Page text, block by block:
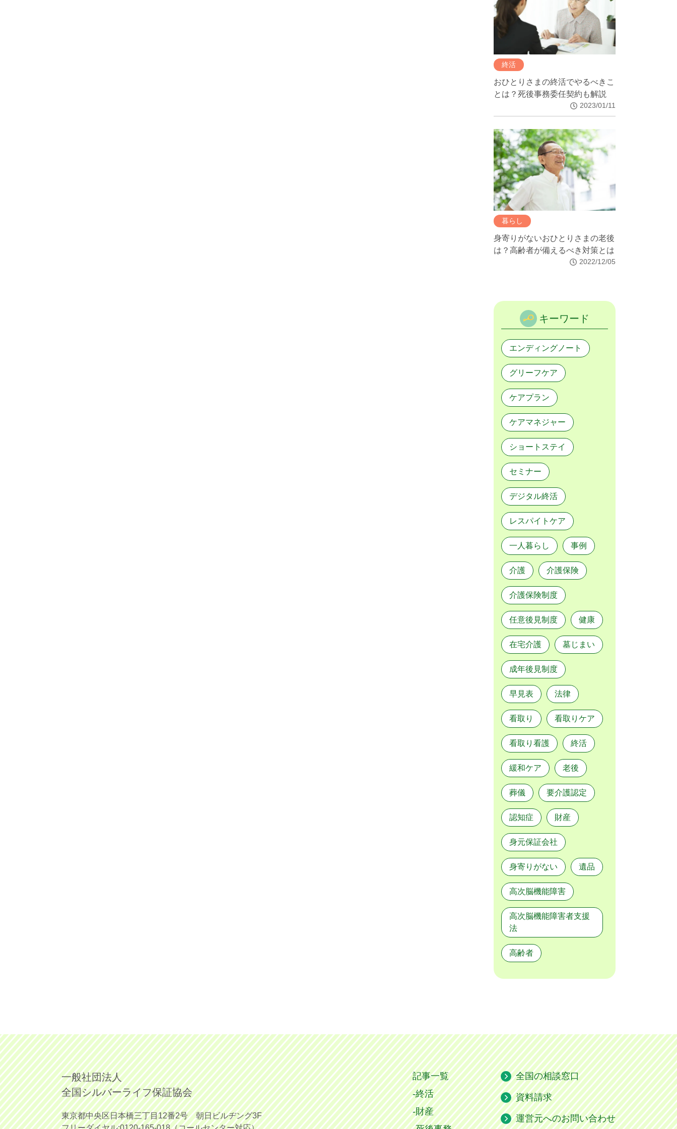
終活
おひとりさまの終活でやるべきこ
とは？死後事務委任契約も解説
2023/01/11
暮らし
身寄りがないおひとりさまの老後
は？高齢者が備えるべき対策とは
2022/12/05
キーワード
エンディングノート
グリーフケア
ケアプラン
ケアマネジャー
ショートステイ
セミナー
デジタル終活
レスパイトケア
一人暮らし 事例
介護 介護保険
介護保険制度
任意後見制度 健康
在宅介護 墓じまい
成年後見制度
早見表 法律
看取り 看取りケア
看取り看護 終活
緩和ケア 老後
葬儀 要介護認定
認知症 財産
身元保証会社
身寄りがない 遺品
高次脳機能障害
高次脳機能障害者支援
法
高齢者
一般社団法人
全国シルバーライフ保証協会
東京都中央区日本橋三丁目12番2号朝日ビルヂング3F
記事一覧
終活
財産
全国の相談窓口
資料請求
運営元へのお問い合わせ